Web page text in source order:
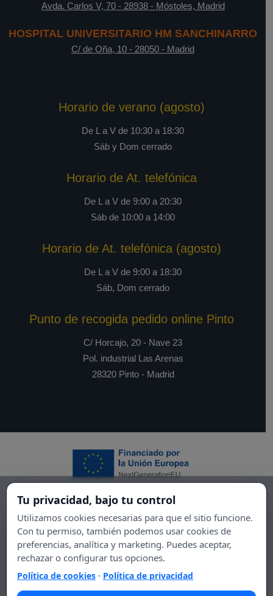
Avda. Carlos V, 70- 28938- Móstoles, Madrid
HOSPITAL UNIVERSITARIO HM SANCHINARRO
C/ de Oña, 10 - 28050 - Madrid
Horario de verano (agosto)
De L a V de 10:30 a 18:30
Sáb y Dom cerrado
Horario de At. telefónica
De L a V de 9:00 a 20:30
Sáb de 10:00 a 14:00
Horario de At. telefónica (agosto)
De L a V de 9:00 a 18:30
Sáb, Dom cerrado
Punto de recogida pedido online Pinto
C/ Horcajo, 20 - Nave 23
Pol. industrial Las Arenas
28320 Pinto - Madrid
Tu privacidad, bajo tu control
Utilizamos cookies necesarias para que el sitio funcione.
Con tu permiso, también podemos usar cookies de
preferencias, analítica y marketing. Puedes aceptar,
rechazar o configurar tus opciones.
Política de cookies · Política de privacidad